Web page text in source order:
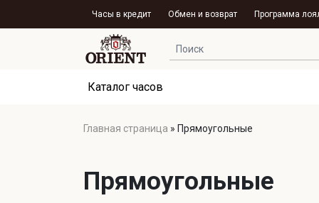
Часы в кредит Обмен и возврат Программа
Каталог часов
Главная страница » Прямоугольные
Прямоугольные